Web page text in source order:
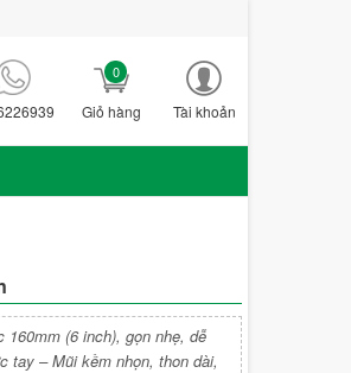
Giỏ hàng
0
Tài khoản
(6 inch), gọn nhẹ, dễ
tay – Mũi kềm nhọn, thon dài,